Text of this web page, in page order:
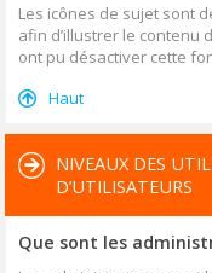
Les icônes de sujet sont
afin d’illustrer le contenu
ont pu désactiver cette
Haut
NIVEAUX DES
D’UTILISATEURS
Que sont les